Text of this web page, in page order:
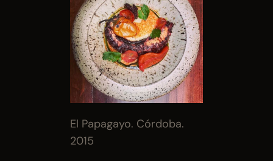
El Papagayo. Córdoba.
2015